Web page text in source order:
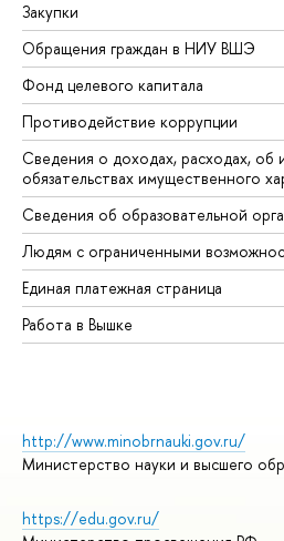
Закупки
Обращения граждан в НИУ ВШЭ
Фонд целевого капитала
Противодействие коррупции
Сведения о доходах, расходах, об
обязательствах имущественного
Сведения об образовательной
Людям с ограниченными
Единая платежная страница
Работа в Вышке
http://www.minobrnauki.gov.ru/
Министерство науки и высшего
https://edu.gov.ru/